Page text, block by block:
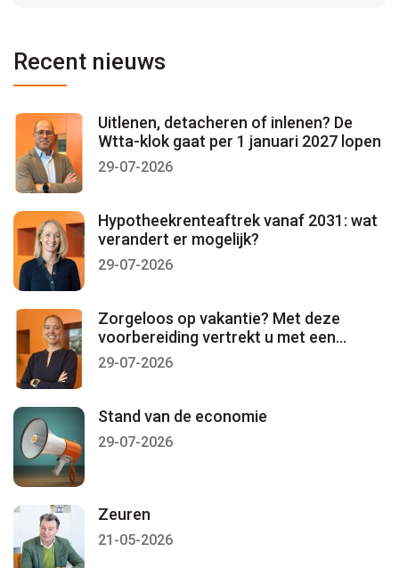
Recent nieuws
Uitlenen, detacheren of inlenen? De
Wtta-klok gaat per 1 januari 2027 lopen
29-07-2026
Hypotheekrenteaftrek vanaf 2031: wat
verandert er mogelijk?
29-07-2026
Zorgeloos op vakantie? Met deze
voorbereiding vertrekt u met een
gerust gevoel
29-07-2026
Stand van de economie
29-07-2026
Zeuren
21-05-2026